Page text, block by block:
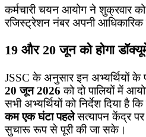
कर्मचारी चयन आयोग ने शुक्रवार
रजिस्ट्रेशन नंबर अपनी आधिकारिक
19 और 20 जून को होगा
JSSC के अनुसार इन अभ्यर्थियों के
20 जून 2026 को दो पालियों में
सभी अभ्यर्थियों को निर्देश दिया है
कम एक घंटा पहलेसत्यापन केंद्र पर
सुचारू रूप से पूरी की जा सके।